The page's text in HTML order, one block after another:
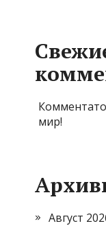
мир!
Август